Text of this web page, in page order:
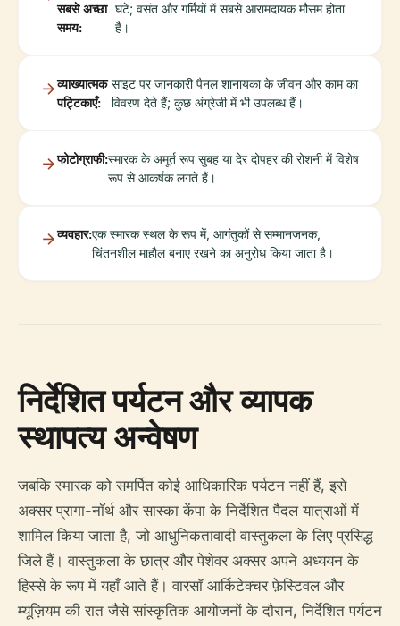
सबसे अच्छा
समय:
घंटे; वसंत और गर्मियों में सबसे आरामदायक मौसम होता
है।
व्याख्यात्मक
पट्टिकाएँ:
साइट पर जानकारी पैनल शानायका के जीवन और काम का
विवरण देते हैं; कुछ अंग्रेजी में भी उपलब्ध हैं।
फोटोग्राफी:स्मारक के अमूर्त रूप सुबह या देर दोपहर की रोशनी में विशेष
रूप से आकर्षक लगते हैं।
व्यवहार:एक स्मारक स्थल के रूप में, आगंतुकों से सम्मानजनक,
चिंतनशील माहौल बनाए रखने का अनुरोध किया जाता है।
निर्देशित पर्यटन और व्यापक
स्थापत्य अन्वेषण
जबकि स्मारक को समर्पित कोई आधिकारिक पर्यटन नहीं हैं, इसे
अक्सर प्रागा-नॉर्थ और सास्का केंपा के निर्देशित पैदल यात्राओं में
शामिल किया जाता है, जो आधुनिकतावादी वास्तुकला के लिए प्रसिद्ध
जिले हैं। वास्तुकला के छात्र और पेशेवर अक्सर अपने अध्ययन के
हिस्से के रूप में यहाँ आते हैं। वारसॉ आर्किटेक्चर फ़ेस्टिवल और
म्यूज़ियम की रात जैसे सांस्कृतिक आयोजनों के दौरान, निर्देशित पर्यटन